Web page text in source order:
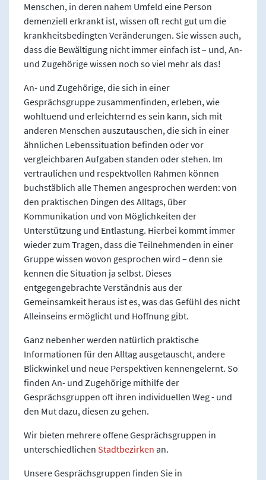
Menschen, in deren nahem Umfeld eine Person
demenziell erkrankt ist, wissen oft recht gut um die
krankheitsbedingten Veränderungen. Sie wissen auch,
dass die Bewältigung nicht immer einfach ist – und, An-
und Zugehörige wissen noch so viel mehr als das!
An- und Zugehörige, die sich in einer
Gesprächsgruppe zusammenfinden, erleben, wie
wohltuend und erleichternd es sein kann, sich mit
anderen Menschen auszutauschen, die sich in einer
ähnlichen Lebenssituation befinden oder vor
vergleichbaren Aufgaben standen oder stehen. Im
vertraulichen und respektvollen Rahmen können
buchstäblich alle Themen angesprochen werden: von
den praktischen Dingen des Alltags, über
Kommunikation und von Möglichkeiten der
Unterstützung und Entlastung. Hierbei kommt immer
wieder zum Tragen, dass die Teilnehmenden in einer
Gruppe wissen wovon gesprochen wird – denn sie
kennen die Situation ja selbst. Dieses
entgegengebrachte Verständnis aus der
Gemeinsamkeit heraus ist es, was das Gefühl des nicht
Alleinseins ermöglicht und Hoffnung gibt.
Ganz nebenher werden natürlich praktische
Informationen für den Alltag ausgetauscht, andere
Blickwinkel und neue Perspektiven kennengelernt. So
finden An- und Zugehörige mithilfe der
Gesprächsgruppen oft ihren individuellen Weg - und
den Mut dazu, diesen zu gehen.
Wir bieten mehrere offene Gesprächsgruppen in
unterschiedlichen Stadtbezirken an.
Unsere Gesprächsgruppen finden Sie in